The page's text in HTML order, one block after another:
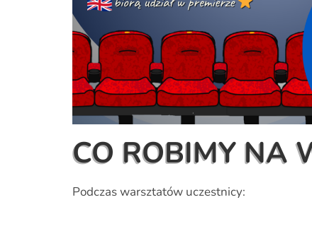
CO ROBIMY NA
Podczas warsztatów uczestnicy: